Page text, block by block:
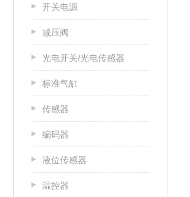
开关电源
减压阀
光电开关/光电传感器
标准气缸
传感器
编码器
液位传感器
温控器